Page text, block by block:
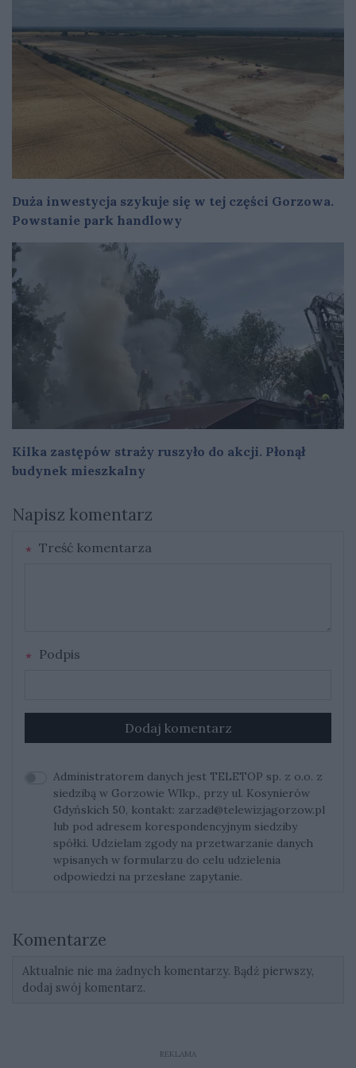
Duża inwestycja szykuje się w tej części Gorzowa.
Powstanie park handlowy
Kilka zastępów straży ruszyło do akcji. Płonął
budynek mieszkalny
Napisz komentarz
Treść komentarza
Podpis
Dodaj komentarz
Administratorem danych jest TELETOP sp. z o.o. z
siedzibą w Gorzowie Wlkp., przy ul. Kosynierów
Gdyńskich 50, kontakt: zarzad@telewizjagorzow.pl
lub pod adresem korespondencyjnym siedziby
spółki. Udzielam zgody na przetwarzanie danych
wpisanych w formularzu do celu udzielenia
odpowiedzi na przesłane zapytanie.
Komentarze
Aktualnie nie ma żadnych komentarzy. Bądź pierwszy,
dodaj swój komentarz.
REKLAMA